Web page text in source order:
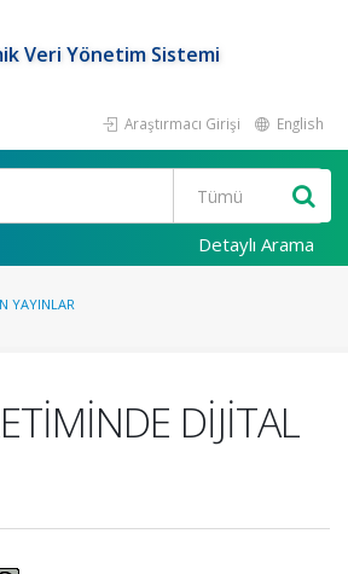
Veri Yönetim Sistemi
Araştırmacı Girişi English
Detaylı Arama
YAYINLAR
DİJİTAL